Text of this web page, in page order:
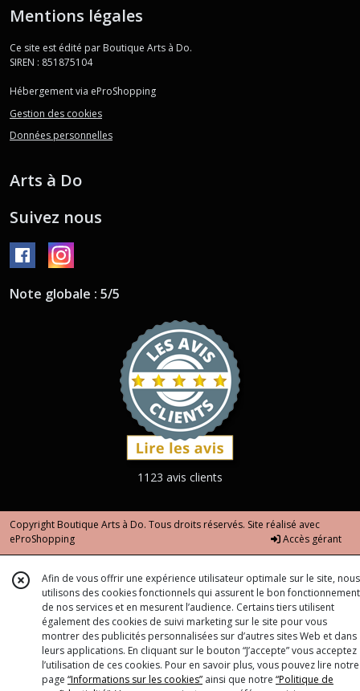
Mentions légales
Ce site est édité par Boutique Arts à Do.
SIREN : 851875104
Hébergement via eProShopping
Gestion des cookies
Données personnelles
Arts à Do
Suivez nous
Note globale : 5/5
1123 avis clients
Copyright Boutique Arts à Do. Tous droits réservés. Site réalisé avec
eProShopping
Accès gérant
Afin de vous offrir une expérience utilisateur optimale sur le site, nous
utilisons des cookies fonctionnels qui assurent le bon fonctionnement
de nos services et en mesurent l’audience. Certains tiers utilisent
également des cookies de suivi marketing sur le site pour vous
montrer des publicités personnalisées sur d’autres sites Web et dans
leurs applications. En cliquant sur le bouton “J’accepte” vous acceptez
l’utilisation de ces cookies. Pour en savoir plus, vous pouvez lire notre
page “Informations sur les cookies” ainsi que notre “Politique de